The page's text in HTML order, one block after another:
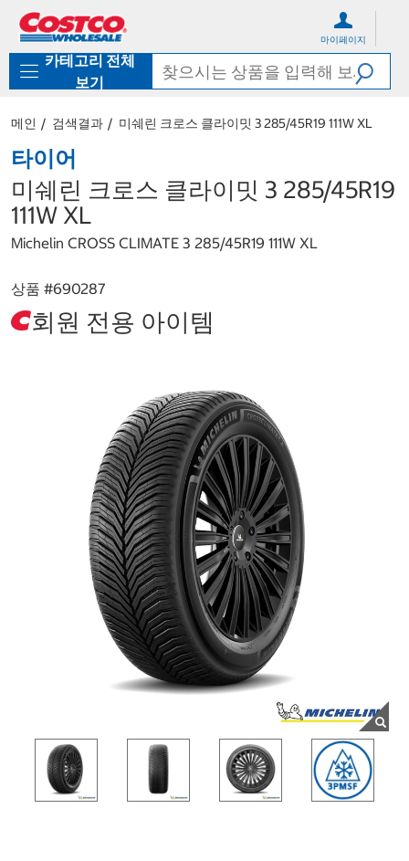
로
기
가
마이페이지
카테고리 전체
보기
메인 검색결과 미쉐린 크로스 클라이밋 3 285/45R19 111W XL
타이어
미쉐린 크로스 클라이밋 3 285/45R19
111W XL
Michelin CROSS CLIMATE 3 285/45R19 111W XL
상품 #690287
회원 전용 아이템